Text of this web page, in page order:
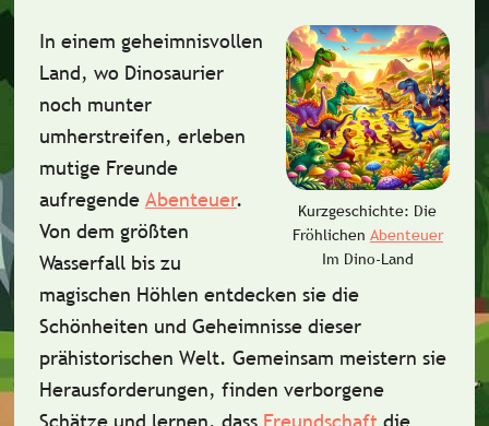
Kurzgeschichte: Die
Fröhlichen Abenteuer
Im Dino-Land
In einem geheimnisvollen
Land, wo Dinosaurier
noch munter
umherstreifen, erleben
mutige Freunde
aufregende Abenteuer.
Von dem größten
Wasserfallbis zu
magischen Höhlen entdecken sie die
Schönheiten und Geheimnisse dieser
prähistorischen Welt. Gemeinsam meistern sie
Herausforderungen, finden verborgene